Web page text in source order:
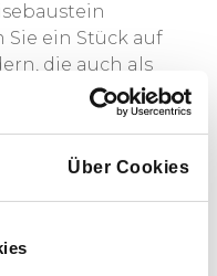
Über Cookies
Sie ein Stück auf
die auch als
durch das grüne
Tanabe nach
Familie von
Kii-Gebirge auf,